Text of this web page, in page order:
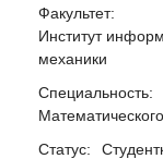
Факультет:
Институт
механики
Специальность:
Статус: